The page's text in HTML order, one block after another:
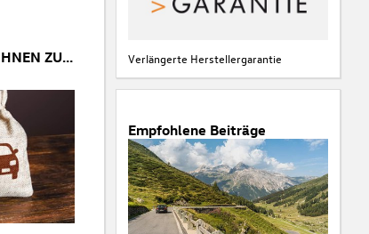
PENDLERPAUSCHALE - WAS IHNEN ZUSTEHT Verlängerte Herstellergarantie
Empfohlene Beiträge